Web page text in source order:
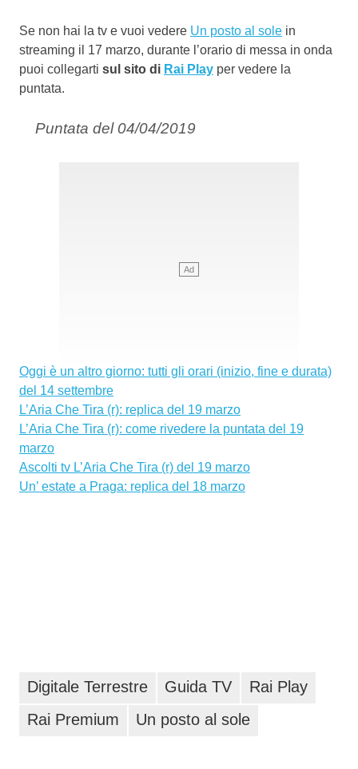
Se non hai la tv e vuoi vedere Un posto al sole in
streaming il 17 marzo, durante l’orario di messa in onda
puoi collegarti sul sito di Rai Play per vedere la
puntata.
Puntata del 04/04/2019
Oggi è un altro giorno: tutti gli orari (inizio, fine e durata)
del 14 settembre
L’Aria Che Tira (r): replica del 19 marzo
L’Aria Che Tira (r): come rivedere la puntata del 19
marzo
Ascolti tv L’Aria Che Tira (r) del 19 marzo
Un’ estate a Praga: replica del 18 marzo
Digitale Terrestre Guida TV
Rai Play
Rai Premium
Un posto al sole